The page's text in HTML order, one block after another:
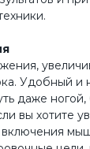
Удобный и
даже
вы хотите